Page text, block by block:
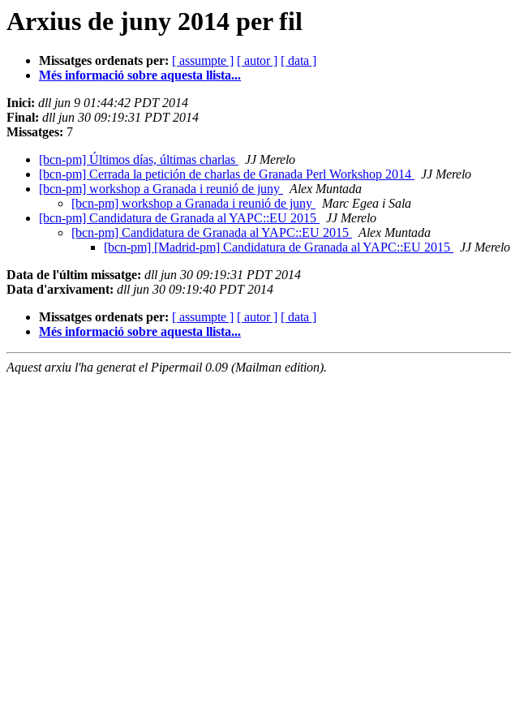
Arxius de juny 2014 per fil
Missatges ordenats per: [ assumpte ] [ autor ] [ data ]
Més informació sobre aquesta llista...
Inici: dll jun 9 01:44:42 PDT 2014
Final: dll jun 30 09:19:31 PDT 2014
Missatges: 7
[bcn-pm] Últimos días, últimas charlas
JJ Merelo
[bcn-pm] Cerrada la petición de charlas de Granada Perl Workshop 2014
JJ Merelo
[bcn-pm] workshop a Granada i reunió de juny
Alex Muntada
[bcn-pm] workshop a Granada i reunió de juny
Marc Egea i Sala
[bcn-pm] Candidatura de Granada al YAPC::EU 2015
JJ Merelo
[bcn-pm] Candidatura de Granada al YAPC::EU 2015
Alex Muntada
[bcn-pm] [Madrid-pm] Candidatura de Granada al YAPC::EU 2015
JJ Merelo
Data de l'últim missatge: dll jun 30 09:19:31 PDT 2014
Data d'arxivament: dll jun 30 09:19:40 PDT 2014
Missatges ordenats per: [ assumpte ] [ autor ] [ data ]
Més informació sobre aquesta llista...
Aquest arxiu l'ha generat el Pipermail 0.09 (Mailman edition).